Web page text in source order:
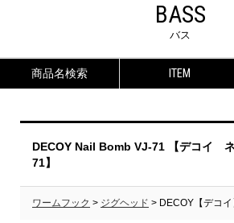
BASS
バス
商品名検索 ITEM
DECOY Nail Bomb VJ-71 【デコイ
71】
ワームフック > ジグヘッド > DECOY【デコイ